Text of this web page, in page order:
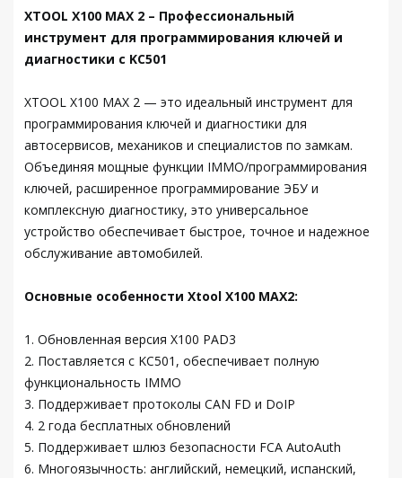
XTOOL X100 MAX 2 – Профессиональный
инструмент для программирования ключей и
диагностики с KC501
XTOOL X100 MAX 2 — это идеальный инструмент для
программирования ключей и диагностики для
автосервисов, механиков и специалистов по замкам.
Объединяя мощные функции IMMO/программирования
ключей, расширенное программирование ЭБУ и
комплексную диагностику, это универсальное
устройство обеспечивает быстрое, точное и надежное
обслуживание автомобилей.
Основные особенности Xtool X100 MAX2:
1. Обновленная версия X100 PAD3
2. Поставляется с KC501, обеспечивает полную
функциональность IMMO
3. Поддерживает протоколы CAN FD и DoIP
4. 2 года бесплатных обновлений
5. Поддерживает шлюз безопасности FCA AutoAuth
6. Многоязычность: английский, немецкий, испанский,